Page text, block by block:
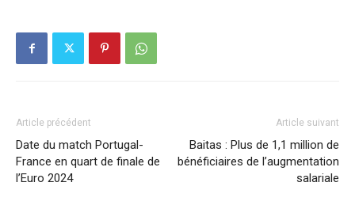
Article précédent
Date du match Portugal-
France en quart de finale de
l’Euro 2024
Article suivant
Baitas : Plus de 1,1 million de
bénéficiaires de l’augmentation
salariale